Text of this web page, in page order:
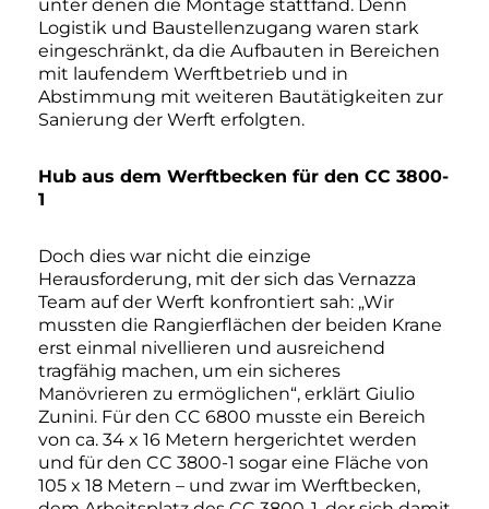
unter denen die Montage stattfand. Denn
Logistik und Baustellenzugang waren stark
eingeschränkt, da die Aufbauten in Bereichen
mit laufendem Werftbetrieb und in
Abstimmung mit weiteren Bautätigkeiten zur
Sanierung der Werft erfolgten.
Hub aus dem Werftbecken für den CC 3800-
1
Doch dies war nicht die einzige
Herausforderung, mit der sich das Vernazza
Team auf der Werft konfrontiert sah: „Wir
mussten die Rangierflächen der beiden Krane
erst einmal nivellieren und ausreichend
tragfähig machen, um ein sicheres
Manövrieren zu ermöglichen“, erklärt Giulio
Zunini. Für den CC 6800 musste ein Bereich
von ca. 34 x 16 Metern hergerichtet werden
und für den CC 3800-1 sogar eine Fläche von
105 x 18 Metern – und zwar im Werftbecken,